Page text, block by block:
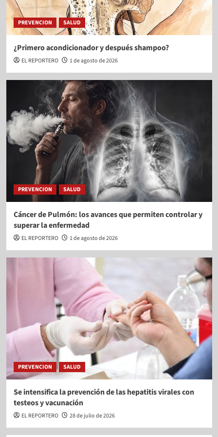
PREVENCION SALUD
¿Primero acondicionador y después shampoo?
EL REPORTERO 1 de agosto de 2026
PREVENCION SALUD
Cáncer de Pulmón: los avances que permiten controlar y
superar la enfermedad
EL REPORTERO 1 de agosto de 2026
PREVENCION SALUD
Se intensifica la prevención de las hepatitis virales con
testeos y vacunación
EL REPORTERO 28 de julio de 2026